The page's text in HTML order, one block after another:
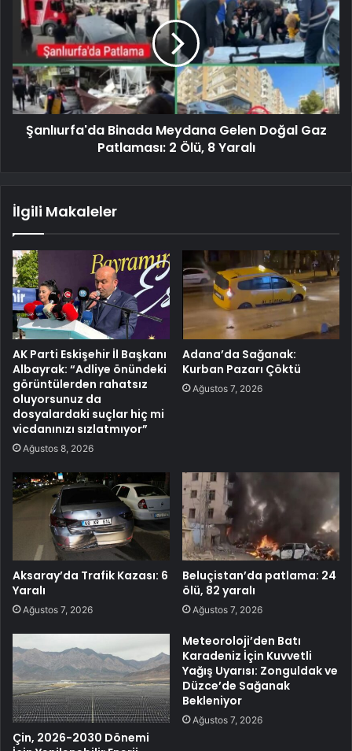
Şanlıurfa'da Binada Meydana Gelen Doğal Gaz
Patlaması: 2 Ölü, 8 Yaralı
İlgili Makaleler
AK Parti Eskişehir İl Başkanı
Albayrak: “Adliye önündeki
görüntülerden rahatsız
oluyorsunuz da
dosyalardaki suçlar hiç mi
vicdanınızı sızlatmıyor”
Ağustos 8, 2026
Adana’da Sağanak:
Kurban Pazarı Çöktü
Ağustos 7, 2026
Aksaray’da Trafik Kazası: 6
Yaralı
Ağustos 7, 2026
Beluçistan’da patlama: 24
ölü, 82 yaralı
Ağustos 7, 2026
Çin, 2026-2030 Dönemi
Meteoroloji’den Batı
Karadeniz İçin Kuvvetli
Yağış Uyarısı: Zonguldak ve
Düzce’de Sağanak
Bekleniyor
Ağustos 7, 2026